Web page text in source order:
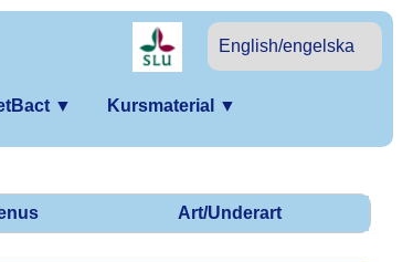
English/engelska
▼ Kursmaterial ▼
Art/Underart